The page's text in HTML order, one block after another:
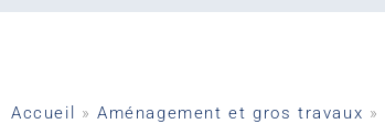
Accueil »Aménagement et gros travaux »